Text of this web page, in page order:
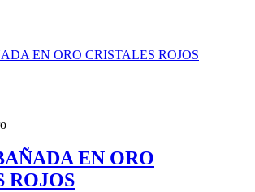
EN ORO
ROJOS